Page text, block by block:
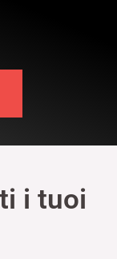
i tuoi